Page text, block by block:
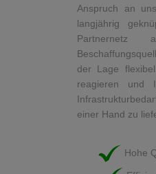
Anspruch an
langjährig
Partnernetz
der Lage
reagieren und
einer Hand zu
Hohe